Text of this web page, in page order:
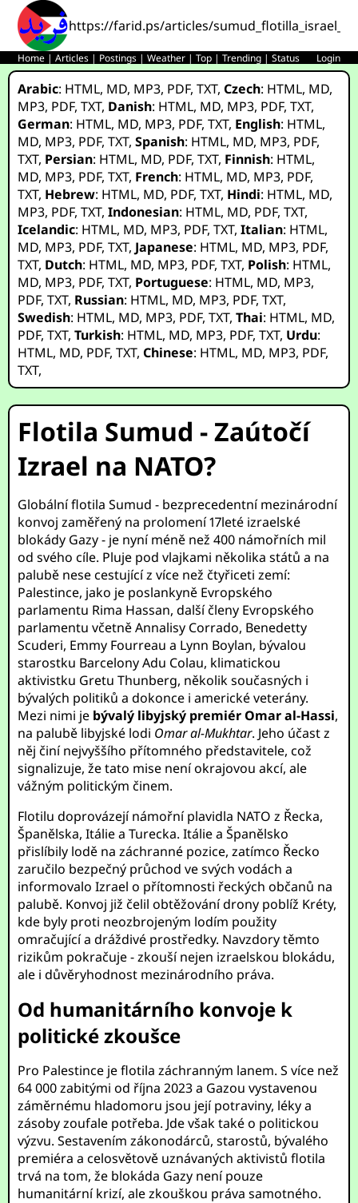
https://farid.ps/articles/
Home |Articles | Postings |Weather |Top |Trending |Status Login
Arabic: HTML, MD, MP3, PDF,TXT,Czech: HTML, MD,
MP3, PDF,TXT, Danish: HTML, MD, MP3, PDF,TXT,
German: HTML, MD, MP3, PDF,TXT, English: HTML,
MD, MP3, PDF,TXT,Spanish: HTML, MD, MP3, PDF,
TXT, Persian: HTML, MD, PDF,TXT, Finnish: HTML,
MD, MP3, PDF,TXT, French: HTML, MD, MP3, PDF,
TXT, Hebrew: HTML, MD, PDF,TXT, Hindi: HTML, MD,
MP3, PDF,TXT,Indonesian: HTML, MD, PDF,TXT,
Icelandic: HTML, MD, MP3, PDF,TXT,Italian: HTML,
MD, MP3, PDF,TXT, Japanese: HTML, MD, MP3, PDF,
TXT, Dutch: HTML, MD, MP3, PDF,TXT, Polish: HTML,
MD, MP3, PDF,TXT, Portuguese: HTML, MD, MP3,
PDF,TXT, Russian: HTML, MD, MP3, PDF,TXT,
Swedish: HTML, MD, MP3, PDF,TXT,Thai: HTML, MD,
PDF,TXT,Turkish: HTML, MD, MP3, PDF,TXT, Urdu:
HTML, MD, PDF,TXT,Chinese: HTML, MD, MP3, PDF,
TXT,
Flotila Sumud - Zaútočí
Izrael na NATO?
Globální flotila Sumud - bezprecedentní mezinárodní
konvoj zaměřený na prolomení 17leté izraelské
blokády Gazy - je nyní méně než 400 námořních mil
od svého cíle. Pluje pod vlajkami několika států a na
palubě nese cestující z více než čtyřiceti zemí:
Palestince, jako je poslankyně Evropského
parlamentu Rima Hassan, další členy Evropského
parlamentu včetně Annalisy Corrado, Benedetty
Scuderi, Emmy Fourreau a Lynn Boylan, bývalou
starostku Barcelony Adu Colau, klimatickou
aktivistku Gretu Thunberg, několik současných i
bývalých politiků a dokonce i americké veterány.
Mezi nimi je bývalý libyjský premiér Omar al-Hassi,
na palubě libyjské lodi Omar al-Mukhtar. Jeho účast z
něj činí nejvyššího přítomného představitele, což
signalizuje, že tato mise není okrajovou akcí, ale
vážným politickým činem.
Flotilu doprovázejí námořní plavidla NATO z Řecka,
Španělska, Itálie a Turecka. Itálie a Španělsko
přislíbily lodě na záchranné pozice, zatímco Řecko
zaručilo bezpečný průchod ve svých vodách a
informovalo Izrael o přítomnosti řeckých občanů na
palubě. Konvoj již čelil obtěžování drony poblíž Kréty,
kde byly proti neozbrojeným lodím použity
omračující a dráždivé prostředky. Navzdory těmto
rizikům pokračuje - zkouší nejen izraelskou blokádu,
ale i důvěryhodnost mezinárodního práva.
Od humanitárního konvoje k
politické zkoušce
Pro Palestince je flotila záchranným lanem. S více než
64 000 zabitými od října 2023 a Gazou vystavenou
záměrnému hladomoru jsou její potraviny, léky a
zásoby zoufale potřeba. Jde však také o politickou
výzvu. Sestavením zákonodárců, starostů, bývalého
premiéra a celosvětově uznávaných aktivistů flotila
trvá na tom, že blokáda Gazy není pouze
humanitární krizí, ale zkouškou práva samotného.